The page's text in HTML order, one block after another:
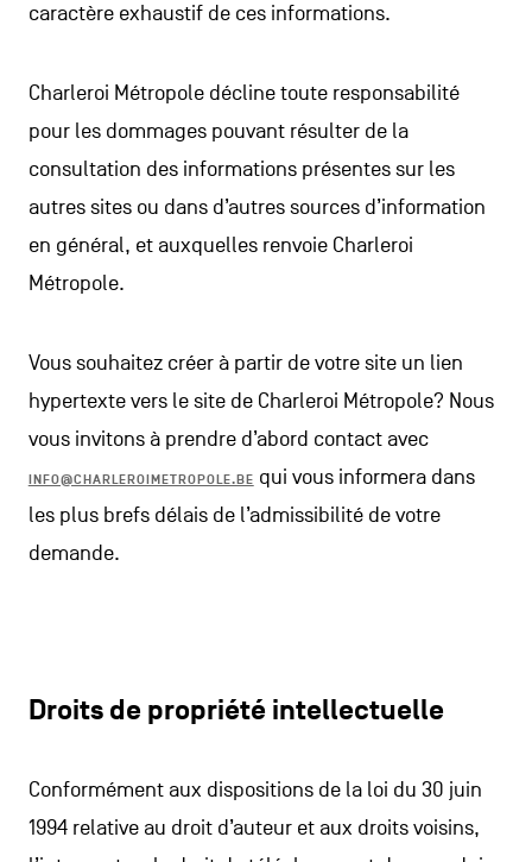
caractère exhaustif de ces informations.
Charleroi Métropole décline toute responsabilité
pour les dommages pouvant résulter de la
consultation des informations présentes sur les
autres sites ou dans d’autres sources d’information
en général, et auxquelles renvoie Charleroi
Métropole.
Vous souhaitez créer à partir de votre site un lien
hypertexte vers le site de Charleroi Métropole? Nous
vous invitons à prendre d’abord contact avec
INFO@CHARLEROIMETROPOLE.BE qui vous informera dans
les plus brefs délais de l’admissibilité de votre
demande.
Droits de propriété intellectuelle
Conformément aux dispositions de la loi du 30 juin
1994 relative au droit d’auteur et aux droits voisins,